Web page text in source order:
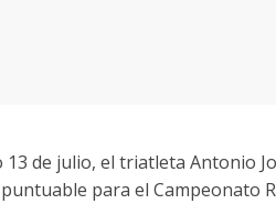
13 de julio, el triatleta Antonio
para el Campeonato